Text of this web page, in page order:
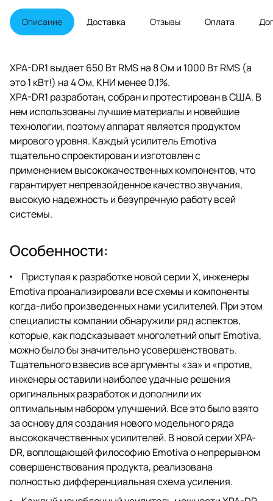
DR1 обеспечивает громадную
мощность, превосходную
динамику, невероятное
вы ищете наилучшее качество
звука, с неисчерпаемым запасом
мощности и полным
отсутствием фонового шума,
этот усилитель — то, что вам
нужно.
Описание Доставка Отзывы Оплата
XPA-DR1 выдает 650 Вт RMS на 8 Ом и 1000 Вт RMS (а
это 1 кВт!) на 4 Ом, КНИ менее 0,1%.
XPA-DR1 разработан, собран и протестирован в США. В
нем использованы лучшие материалы и новейшие
технологии, поэтому аппарат является продуктом
мирового уровня. Каждый усилитель Emotiva
тщательно спроектирован и изготовлен с
применением высококачественных компонентов, что
гарантирует непревзойденное качество звучания,
высокую надежность и безупречную работу всей
системы.
Особенности:
Приступая к разработке новой серии X, инженеры
Emotiva проанализировали все схемы и компоненты
когда-либо произведенных нами усилителей. При этом
специалисты компании обнаружили ряд аспектов,
которые, как подсказывает многолетний опыт Emotiva,
можно было бы значительно усовершенствовать.
Тщательного взвесив все аргументы «за» и «против,
инженеры оставили наиболее удачные решения
оригинальных разработок и дополнили их
оптимальным набором улучшений. Все это было взято
за основу для создания нового модельного ряда
высококачественных усилителей. В новой серии XPA-
DR, воплощающей философию Emotiva о непрерывном
совершенствования продукта, реализована
полностью дифференциальная схема усиления.